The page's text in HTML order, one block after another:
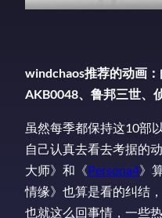
windchaos推荐的动画：
AKB0048、鲁邦三世、
虽然每季都保持这10部
自己认真去看去考据的
大师》和《Persona4》
情缘》也算是看的纠结
也就这么回事情，一些